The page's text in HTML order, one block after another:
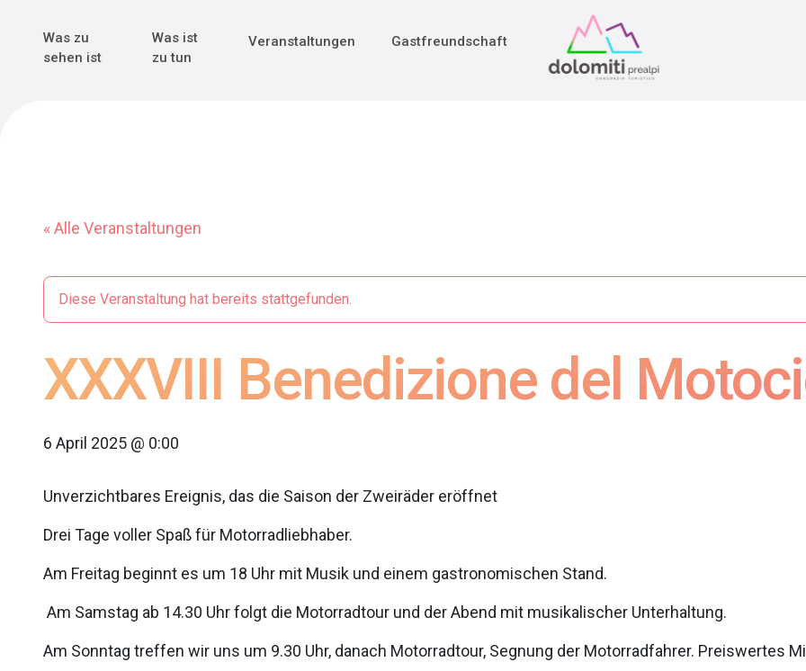
Main Navigation
Was zu
sehen ist
Was ist
zu tun
Veranstaltungen Gastfreundschaft
« Alle Veranstaltungen
Diese Veranstaltung hat bereits stattgefunden.
XXXVIII Benedizione del
6 April 2025 @ 0:00
Unverzichtbares Ereignis, das die Saison der Zweiräder eröffnet
Drei Tage voller Spaß für Motorradliebhaber.
Am Freitag beginnt es um 18 Uhr mit Musik und einem gastronomischen Stand.
Am Samstag ab 14.30 Uhr folgt die Motorradtour und der Abend mit musikalischer Unterhaltung.
Am Sonntag treffen wir uns um 9.30 Uhr, danach Motorradtour, Segnung der Motorradfahrer. Preiswertes